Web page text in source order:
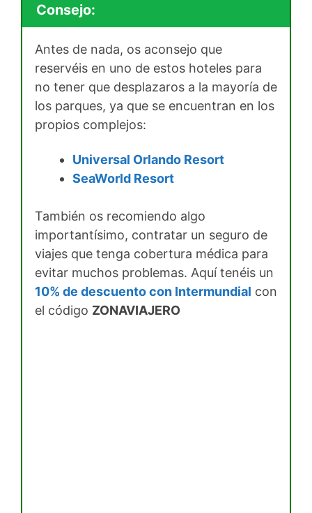
Consejo:
Antes de nada, os aconsejo que
reservéis en uno de estos hoteles para
no tener que desplazaros a la mayoría de
los parques, ya que se encuentran en los
propios complejos:
Universal Orlando Resort
SeaWorld Resort
También os recomiendo algo
importantísimo, contratar un seguro de
viajes que tenga cobertura médica para
evitar muchos problemas. Aquí tenéis un
10% de descuento con Intermundial con
el código ZONAVIAJERO